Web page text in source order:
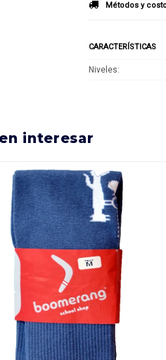
Métodos y
CARACTERÍSTICAS
Niveles
interesar